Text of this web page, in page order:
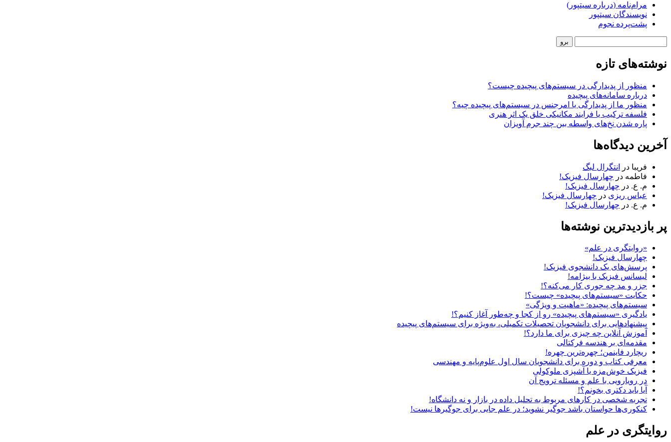
مرام‌نامه (درباره سیتپور)
نویسندگان سیتپور
پشت‌پرده نجوم
نوشته‌های تازه
منظور از پدیدارگی در سیستم‌های پیچیده چیست؟
درباره سامانه‌های پیچیده
منظور ما از پدیدارگی یا امرجنس در سیستم‌های پیچیده چیه؟
فلسفه ترکیب یا فرایند مکانیکی خلق یک اثر هنری
پاره شدن نخ‌های واسطه بین چند جرم آویزان
آخرین دیدگاه‌ها
فریبا در
انتگرال لبگ
فاطمه در چهارسال فیزیک!
م. ع. در چهارسال فیزیک!
عباس ریزی در چهارسال فیزیک!
م. ع. در چهارسال فیزیک!
پر بازدیدترین نوشته‌ها
«روایتگری در علم»
چهارسال فیزیک!
پرسش‌های یک دانشجوی فیزیک!
لیسانس فیزیک با بیژامه!
جزر و مد چه جوری کار می‌کنه؟!
حکایت «سیستم‌های پیچیده» چیست؟!
سیستم‌های پیچیده: «ماهیت و ویژگی‌»
یادگیری «سیستم‌های پیچیده» رو از کجا و چه‌طور آغاز کنیم؟!
پیشنهادهایی برای دانشجویان تحصیلات تکمیلی، به‌ویژه برای سیستم‌های پیچیده
آموزش آنلاین چه چیزی برای ما دارد؟!
مقدمه‌ای بر هندسه فرکتالی
ریچارد فاینمن؛ چهره‌ترین چهره!
معرفی کتاب و دوره برای دانشجویان سال اول علوم‌پایه و مهندسی
فیزیک خوش‌مزه یا آشپزی ملوکولی
در رویارویی با علم و مسئله ترویج آن
آیا باید دکتری بخونم؟!
تجربه شخصی در کارهای مربوط به تحلیل داده در بازار و نه دانشگاه!
کنکوری‌ها حواستان باشد جوگیر نشوید؛ در علم جایی برای جوگیرها نیست!
روایتگری در علم